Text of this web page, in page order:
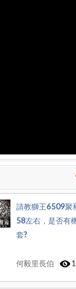
請教獅王6509聚
58左右，是否有
套?
何毅里長伯